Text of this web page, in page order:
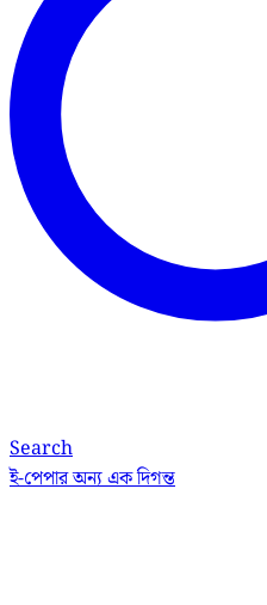
Search
ই-পেপারঅন্য এক দিগন্ত